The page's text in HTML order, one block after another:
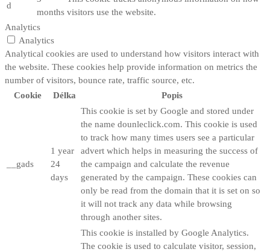
d
months visitors use the website.
Analytics
Analytics
Analytical cookies are used to understand how visitors interact with
the website. These cookies help provide information on metrics the
number of visitors, bounce rate, traffic source, etc.
Cookie
Délka Popis
__gads
1 year
24
days
This cookie is set by Google and stored under
the name dounleclick.com. This cookie is used
to track how many times users see a particular
advert which helps in measuring the success of
the campaign and calculate the revenue
generated by the campaign. These cookies can
only be read from the domain that it is set on so
it will not track any data while browsing
through another sites.
This cookie is installed by Google Analytics.
The cookie is used to calculate visitor, session,